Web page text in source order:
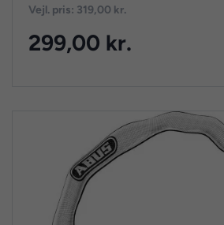
Vejl. pris: 319,00 kr.
299,00 kr.